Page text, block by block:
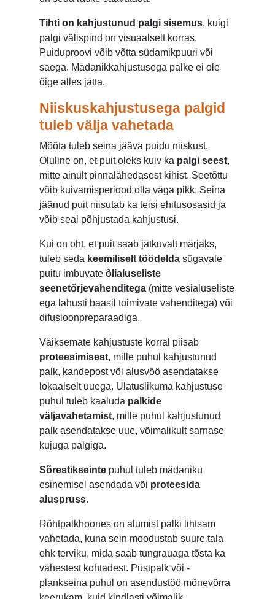
Tihti on kahjustunud palgi sisemus, kuigi
palgi välispind on visuaalselt korras.
Puiduproovi võib võtta südamikpuuri või
saega. Mädanikkahjustusega palke ei ole
õige alles jätta.
Niiskuskahjustusega palgid
tuleb välja vahetada
Mõõta tuleb seina jääva puidu niiskust.
Oluline on, et puit oleks kuiv ka palgi seest,
mitte ainult pinnalähedasest kihist. Seetõttu
võib kuivamisperiood olla väga pikk. Seina
jäänud puit niisutab ka teisi ehitusosasid ja
võib seal põhjustada kahjustusi.
Kui on oht, et puit saab jätkuvalt märjaks,
tuleb seda keemiliselt töödelda sügavale
puitu imbuvate õlialuseliste
seenetõrjevahenditega (mitte vesialuseliste
ega lahusti baasil toimivate vahenditega) või
difusioonpreparaadiga.
Väiksemate kahjustuste korral piisab
proteesimisest, mille puhul kahjustunud
palk, kandepost või alusvöö asendatakse
lokaalselt uuega. Ulatuslikuma kahjustuse
puhul tuleb kaaluda palkide
väljavahetamist, mille puhul kahjustunud
palk asendatakse uue, võimalikult sarnase
kujuga palgiga.
Sõrestikseinte puhul tuleb mädaniku
esinemisel asendada või proteesida
aluspruss.
Rõhtpalkhoones on alumist palki lihtsam
vahetada, kuna sein moodustab suure tala
ehk terviku, mida saab tungrauaga tõsta ka
vähestest kohtadest. Püstpalk või -
plankseina puhul on asendustöö mõnevõrra